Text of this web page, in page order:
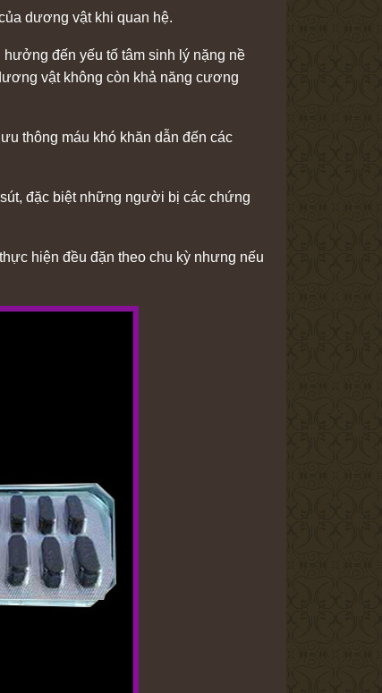
dương vật khi quan hệ.
đến yếu tố tâm sinh lý nặng nề
vật không còn khả năng cương
thông máu khó khăn dẫn đến các
đặc biệt những người bị các chứng
hiện đều đặn theo chu kỳ nhưng nếu